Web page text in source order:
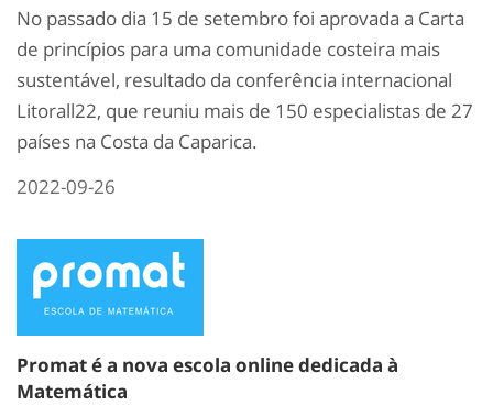
No passado dia 15 de setembro foi aprovada a Carta
de princípios para uma comunidade costeira mais
sustentável, resultado da conferência internacional
Litorall22, que reuniu mais de 150 especialistas de 27
países na Costa da Caparica.
2022-09-26
Promat é a nova escola online dedicada à
Matemática